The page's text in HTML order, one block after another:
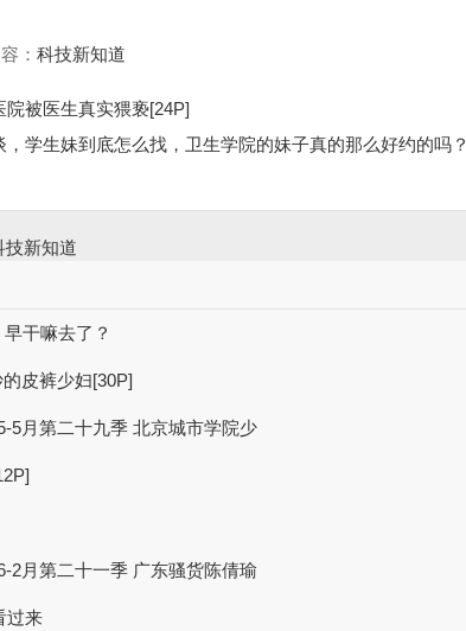
： 科技新知道
院被医生真实猥亵[24P]
，学生妹到底怎么找，卫生学院的妹子真的那么好约的吗？
技新知道
干嘛去了？
皮裤少妇[30P]
5月第二十九季 北京城市学院少
2月第二十一季 广东骚货陈倩瑜
过来